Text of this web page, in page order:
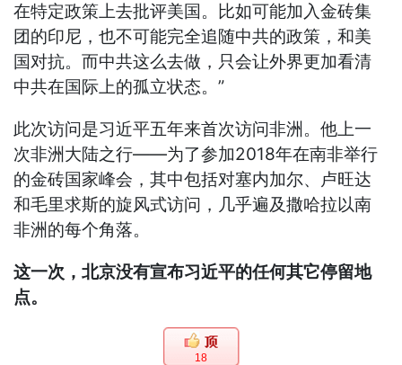
在特定政策上去批评美国。比如可能加入金砖集
团的印尼，也不可能完全追随中共的政策，和美
国对抗。而中共这么去做，只会让外界更加看清
中共在国际上的孤立状态。”
此次访问是习近平五年来首次访问非洲。他上一
次非洲大陆之行——为了参加2018年在南非举行
的金砖国家峰会，其中包括对塞内加尔、卢旺达
和毛里求斯的旋风式访问，几乎遍及撒哈拉以南
非洲的每个角落。
这一次，北京没有宣布习近平的任何其它停留地
点。
18